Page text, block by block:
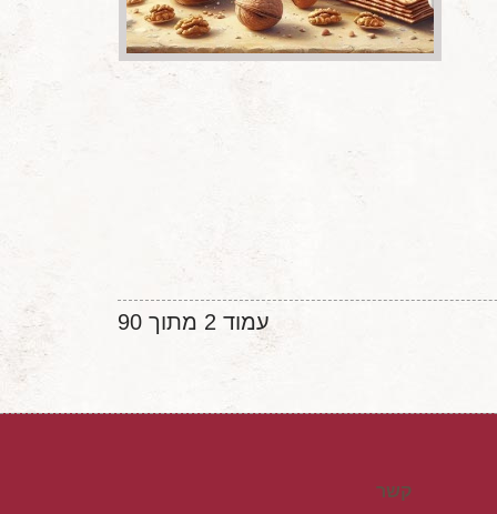
עמוד 2 מתוך 90
קשר